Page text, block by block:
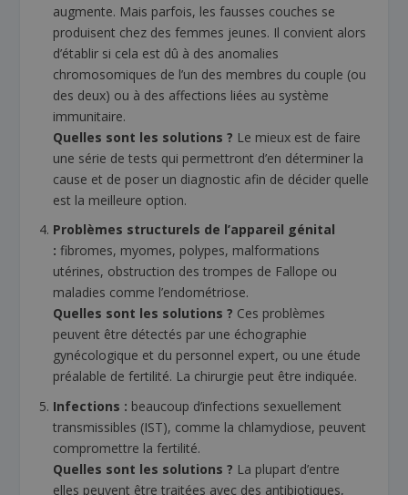
augmente. Mais parfois, les fausses couches se
produisent chez des femmes jeunes. Il convient alors
d’établir si cela est dû à des anomalies
chromosomiques de l’un des membres du couple (ou
des deux) ou à des affections liées au système
immunitaire.
Quelles sont les solutions ? Le mieux est de faire
une série de tests qui permettront d’en déterminer la
cause et de poser un diagnostic afin de décider quelle
est la meilleure option.
Problèmes structurels de l’appareil génital
: fibromes, myomes, polypes, malformations
utérines, obstruction des trompes de Fallope ou
maladies comme l’endométriose.
Quelles sont les solutions ? Ces problèmes
peuvent être détectés par une échographie
gynécologique et du personnel expert, ou une étude
préalable de fertilité. La chirurgie peut être indiquée.
Infections : beaucoup d’infections sexuellement
transmissibles (IST), comme la chlamydiose, peuvent
compromettre la fertilité.
Quelles sont les solutions ? La plupart d’entre
elles peuvent être traitées avec des antibiotiques,